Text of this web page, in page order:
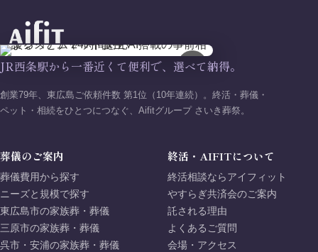
JR西条駅から一番近くて便利で、選べて納得。
創業79年、東広島ご依頼件数 第1位（10年連続）。終活・葬儀・
ペット・相続をひとつにつなぐ、Aifitグループ さいき葬祭。
葬儀のご案内
葬儀費用から探す
ニーズと規模で探す
東広島市の家族葬・葬儀
三原市の家族葬・葬儀
呉市・安浦の家族葬・葬儀
終活・AIFITについて
終活相談ならアイフィット
やすらぎ共済会のご案内
託される理由
よくあるご質問
会場・アクセス
×